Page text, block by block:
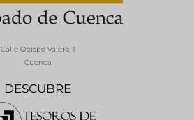
DESCUBRE
Calle Obispo Valero, 1
Cuenca